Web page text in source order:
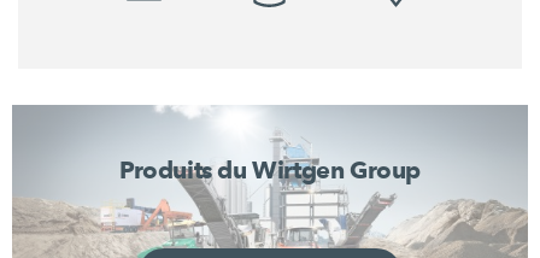
Produits du Wirtgen Group